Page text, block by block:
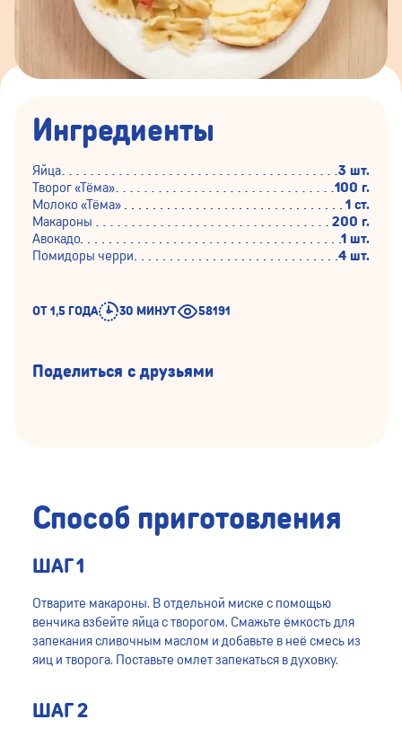
Ингредиенты
Яйца
3 шт.
Творог «Тёма»
100 г.
Молоко «Тёма»
1 ст.
Макароны
200 г.
Авокадо
1 шт.
Помидоры черри
4 шт.
ОТ 1,5 ГОДА 30 МИНУТ 58191
Поделиться с друзьями
Способ приготовления
ШАГ 1
Отварите макароны. В отдельной миске с помощью
венчика взбейте яйца с творогом. Смажьте ёмкость для
запекания сливочным маслом и добавьте в неё смесь из
яиц и творога. Поставьте омлет запекаться в духовку.
ШАГ 2